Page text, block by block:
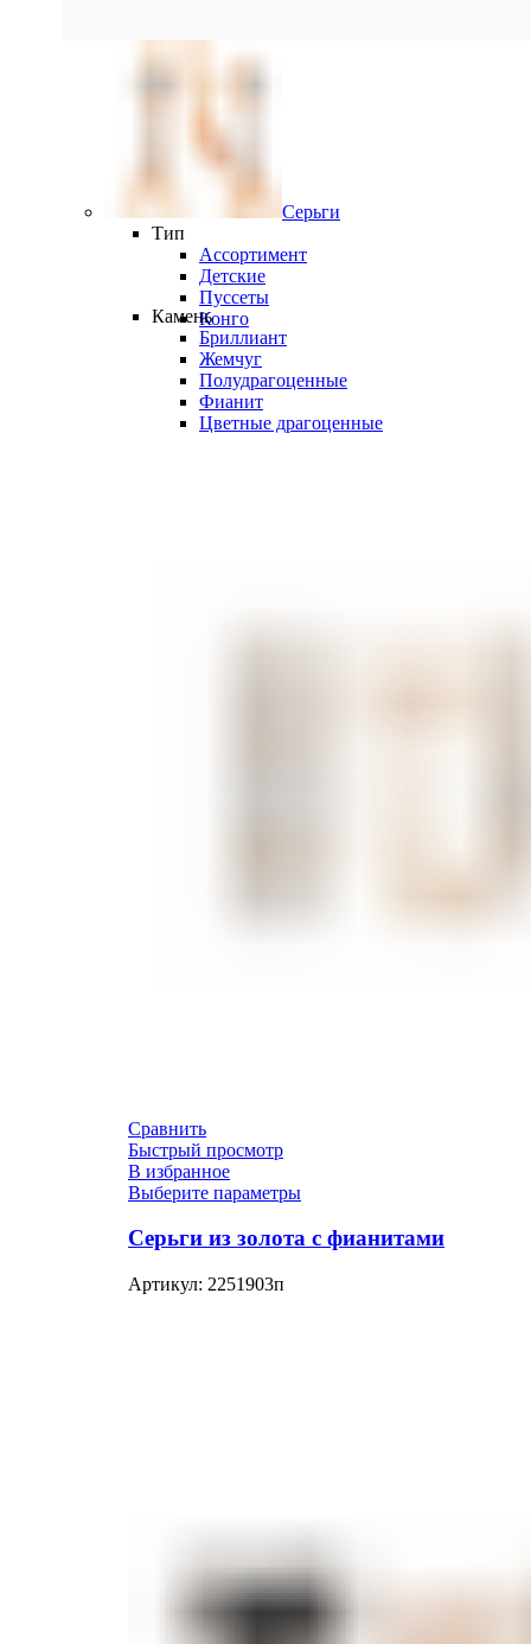
Серьги
Тип
Ассортимент
Детские
Пуссеты
Конго
Камень
Бриллиант
Жемчуг
Полудрагоценные
Фианит
Цветные драгоценные
Сравнить
Быстрый просмотр
В избранное
Выберите параметры
Серьги из золота с фианитами
Артикул: 2251903п